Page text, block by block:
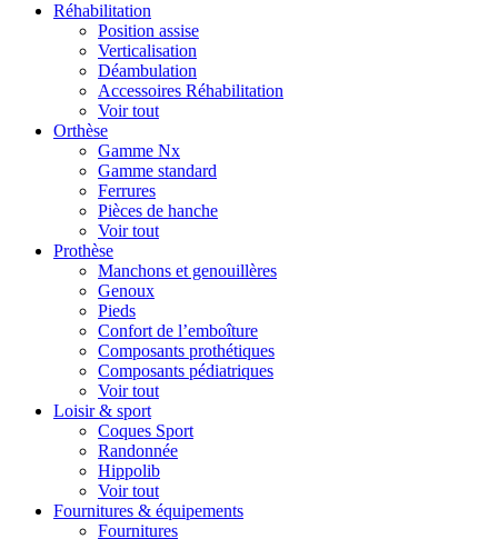
Réhabilitation
Position assise
Verticalisation
Déambulation
Accessoires Réhabilitation
Voir tout
Orthèse
Gamme Nx
Gamme standard
Ferrures
Pièces de hanche
Voir tout
Prothèse
Manchons et genouillères
Genoux
Pieds
Confort de l’emboîture
Composants prothétiques
Composants pédiatriques
Voir tout
Loisir & sport
Coques Sport
Randonnée
Hippolib
Voir tout
Fournitures & équipements
Fournitures